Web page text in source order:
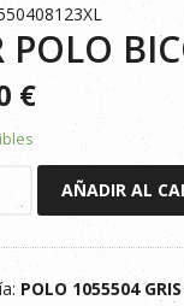
POLO
€
AÑADIR AL
POLO 1055504 GRIS